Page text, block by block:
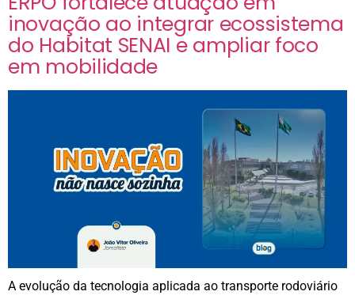
inovação ao integrar ecossistema
do Habitat SENAI e ampliar foco
em mobilidade
A evolução da tecnologia aplicada ao transporte rodoviário